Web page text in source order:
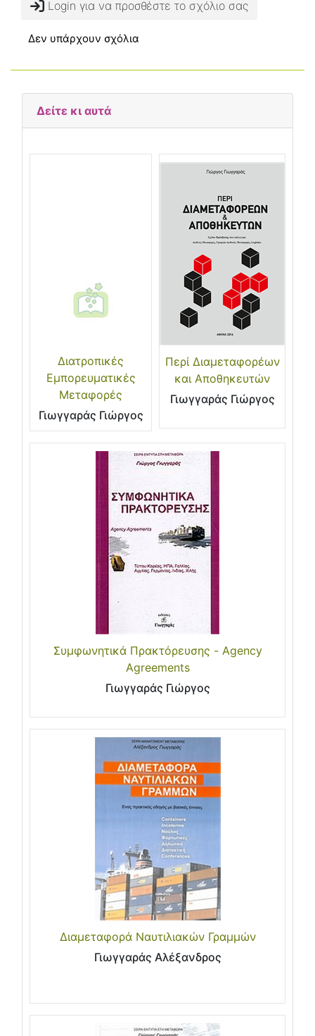
Login για να προσθέστε το σχόλιο σας
Δεν υπάρχουν σχόλια
Δείτε κι αυτά
Διατροπικές
Εμπορευματικές
Μεταφορές
Γιωγγαράς Γιώργος
Περί Διαμεταφορέων
και Αποθηκευτών
Γιωγγαράς Γιώργος
Συμφωνητικά Πρακτόρευσης - Agency
Agreements
Γιωγγαράς Γιώργος
Διαμεταφορά Ναυτιλιακών Γραμμών
Γιωγγαράς Αλέξανδρος